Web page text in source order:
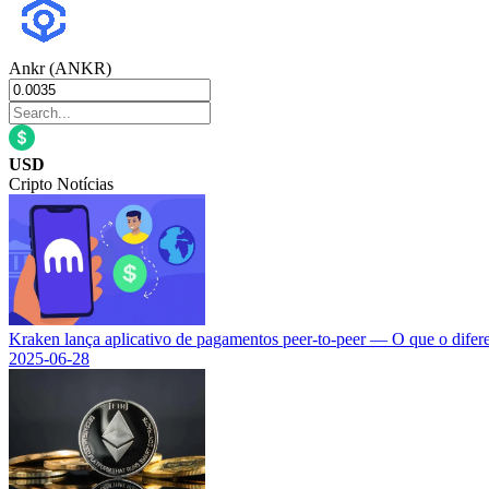
Ankr (ANKR)
USD
Cripto Notícias
Kraken lança aplicativo de pagamentos peer-to-peer — O que o
2025-06-28